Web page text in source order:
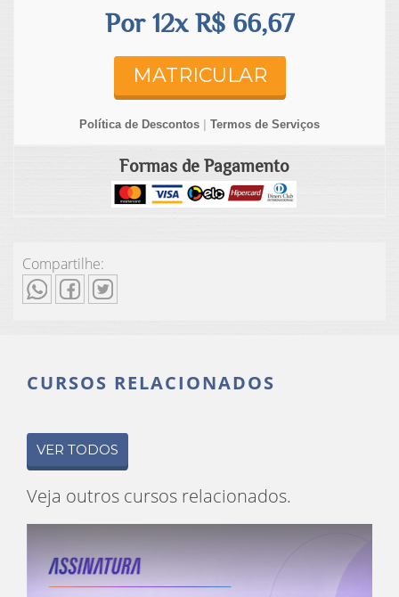
Por 12x R$ 66,67
MATRICULAR
Política de Descontos Termos de Serviços
Formas de Pagamento
Compartilhe:
CURSOS RELACIONADOS
VER TODOS
Veja outros cursos relacionados.